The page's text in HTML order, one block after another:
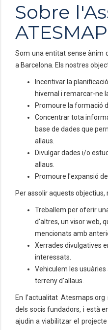
Sobre
Som una entitat sense ànim
a Barcelona. Els nostres
Incentivar la
hivernal i remarcar-ne
Promoure la formació
Concentrar tota
base de dades que
allaus.
Divulgar dades i/o
allaus.
Promoure l'expansió
Per assolir aquests
Treballem per oferir
d'altres, un visor web,
mencionats amb
Xerrades divulgatives
interessats.
Vehiculem les
terreny d'allaus.
En l’actualitat
dels socis fundadors, i està
ajudin a viabilitzar el